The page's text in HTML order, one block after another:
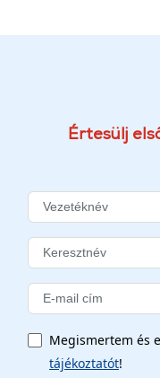
Értesülj
Megismertem és
tájékoztatót!